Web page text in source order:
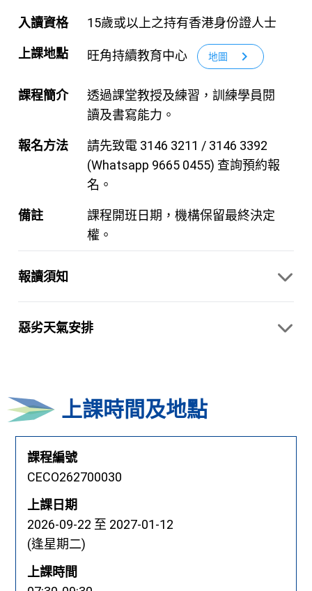
入讀資格 15歲或以上之持有香港身份證人士
上課地點 旺角持續教育中心 地圖 chevron_right
課程簡介
透過課堂教授及練習，訓練學員閱
讀及書寫能力。
報名方法
請先致電 3146 3211 / 3146 3392
(Whatsapp 9665 0455) 查詢預約報
名。
備註
課程開班日期，機構保留最終決定
權。
報讀須知
惡劣天氣安排
上課時間及地點
課程編號
CECO262700030
上課日期
2026-09-22 至 2027-01-12
(逢星期二)
上課時間